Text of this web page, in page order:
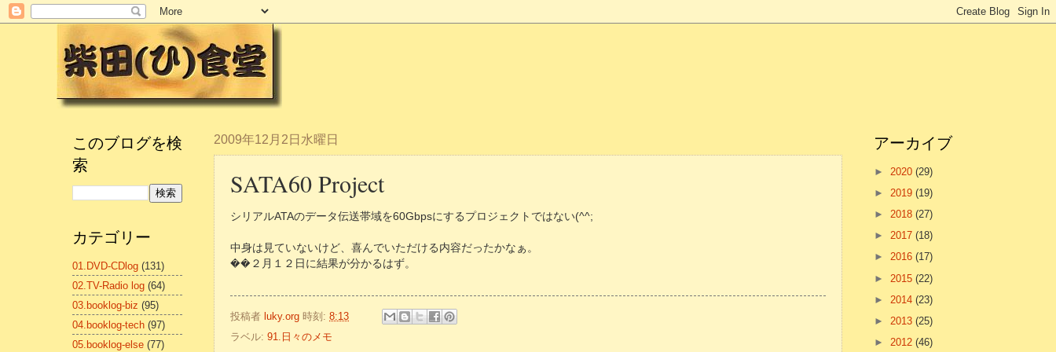
2009年12月2日水曜日
SATA60 Project
シリアルATAのデータ伝送帯域を60Gbpsにするプロジェクトではない(^^;
中身は見ていないけど、喜んでいただける内容だったかなぁ。
��２月１２日に結果が分かるはず。
投稿者 luky.org 時刻: 8:13
ラベル: 91.日々のメモ
このブログを検
索
カテゴリー
01.DVD-CDlog (131)
02.TV-Radio log (64)
03.booklog-biz (95)
04.booklog-tech (97)
05.booklog-else (77)
アーカイブ
► 2020 (29)
► 2019 (19)
► 2018 (27)
► 2017 (18)
► 2016 (17)
► 2015 (22)
► 2014 (23)
► 2013 (25)
► 2012 (46)